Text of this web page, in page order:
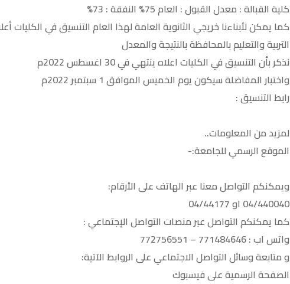
كلية القبالة : معدل القبول : العام 75% النفقة : 73%
كما يمكن لأبناءنا خريجي الثانوية العامة لهذا العام التنسيق في
التربية والتعليم بالمحافظة بالنتيجة والمعدل
نذكر بأن التنسيق في الكليات اعلاه ينتهي في 30 اغسطس 2022م
واختبار المفاضلة سيكون يوم الخميس الموافق 1 سبتمبر 2022م
رابط التنسيق :
لمزيد من المعلومات..
الموقع الرسمي للجامعة:-
ويمكنكم التواصل معنا عبر الهاتف على الأرقام:
04/440040 او 04/44177
كما يمكنكم التواصل عبر منصات التواصل الإجتماعي :
واتس اب : 771484646 – 772756551
و متابعة وسائل التواصل الاجتماعي على الروابط الآتية:
الصفحة الرسمية على فيسبوك